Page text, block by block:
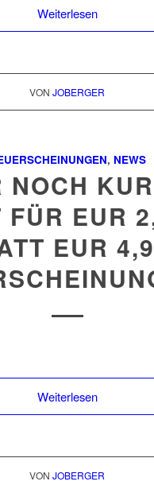
Weiterlesen
VONJOBERGER
, NEWS
NOCH
FÜR EUR
EUR
Weiterlesen
VONJOBERGER